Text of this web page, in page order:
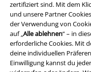
zertifiziert sind. Mit dem
und unsere Partner
der Verwendung von
auf „Alle ablehnen“ – in
erforderliche Cookies. Mit
deine individuellen
Einwilligung kannst du
Impressum
Datenschutz
Entsorgung und
Konformitätserklärung